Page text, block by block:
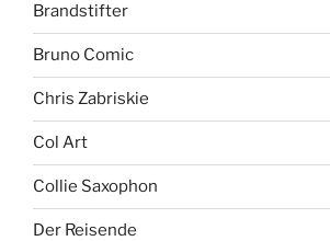
Brandstifter
Bruno Comic
Chris Zabriskie
Col Art
Collie Saxophon
Der Reisende